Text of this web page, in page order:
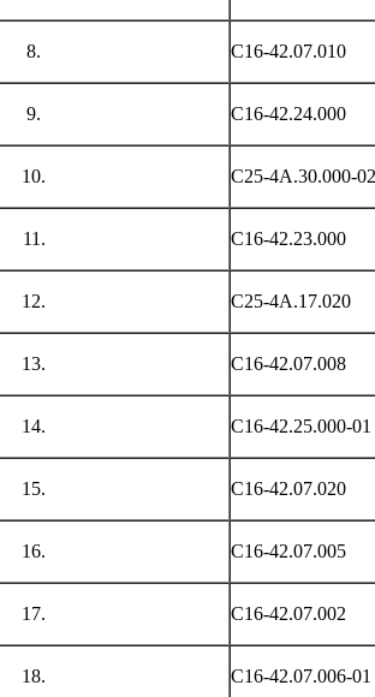
8. С16-42.07.010
9. С16-42.24.000
10. С25-4А.30.000-02
11. С16-42.23.000
12. С25-4А.17.020
13. С16-42.07.008
14. С16-42.25.000-01
15. С16-42.07.020
16. С16-42.07.005
17. С16-42.07.002
18. С16-42.07.006-01